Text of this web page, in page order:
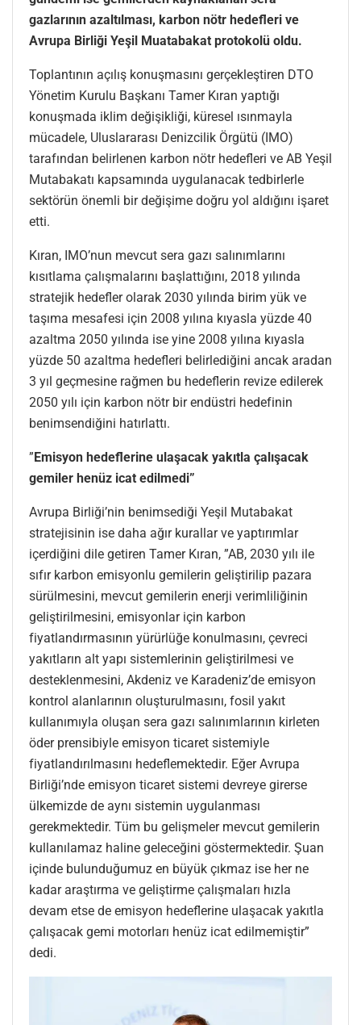
gazlarının azaltılması, karbon nötr hedefleri ve
Avrupa Birliği Yeşil Muatabakat protokolü oldu.
Toplantının açılış konuşmasını gerçekleştiren DTO
Yönetim Kurulu Başkanı Tamer Kıran yaptığı
konuşmada iklim değişikliği, küresel ısınmayla
mücadele, Uluslararası Denizcilik Örgütü (IMO)
tarafından belirlenen karbon nötr hedefleri ve AB Yeşil
Mutabakatı kapsamında uygulanacak tedbirlerle
sektörün önemli bir değişime doğru yol aldığını işaret
etti.
Kıran, IMO’nun mevcut sera gazı salınımlarını
kısıtlama çalışmalarını başlattığını, 2018 yılında
stratejik hedefler olarak 2030 yılında birim yük ve
taşıma mesafesi için 2008 yılına kıyasla yüzde 40
azaltma 2050 yılında ise yine 2008 yılına kıyasla
yüzde 50 azaltma hedefleri belirlediğini ancak aradan
3 yıl geçmesine rağmen bu hedeflerin revize edilerek
2050 yılı için karbon nötr bir endüstri hedefinin
benimsendiğini hatırlattı.
”Emisyon hedeflerine ulaşacak yakıtla çalışacak
gemiler henüz icat edilmedi”
Avrupa Birliği’nin benimsediği Yeşil Mutabakat
stratejisinin ise daha ağır kurallar ve yaptırımlar
içerdiğini dile getiren Tamer Kıran, ”AB, 2030 yılı ile
sıfır karbon emisyonlu gemilerin geliştirilip pazara
sürülmesini, mevcut gemilerin enerji verimliliğinin
geliştirilmesini, emisyonlar için karbon
fiyatlandırmasının yürürlüğe konulmasını, çevreci
yakıtların alt yapı sistemlerinin geliştirilmesi ve
desteklenmesini, Akdeniz ve Karadeniz’de emisyon
kontrol alanlarının oluşturulmasını, fosil yakıt
kullanımıyla oluşan sera gazı salınımlarının kirleten
öder prensibiyle emisyon ticaret sistemiyle
fiyatlandırılmasını hedeflemektedir. Eğer Avrupa
Birliği’nde emisyon ticaret sistemi devreye girerse
ülkemizde de aynı sistemin uygulanması
gerekmektedir. Tüm bu gelişmeler mevcut gemilerin
kullanılamaz haline geleceğini göstermektedir. Şuan
içinde bulunduğumuz en büyük çıkmaz ise her ne
kadar araştırma ve geliştirme çalışmaları hızla
devam etse de emisyon hedeflerine ulaşacak yakıtla
çalışacak gemi motorları henüz icat edilmemiştir”
dedi.